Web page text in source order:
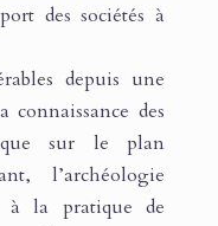
des sociétés à
depuis une
connaissance des
que sur le plan
l’archéologie
à la pratique de